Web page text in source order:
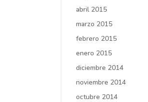
abril 2015
marzo 2015
febrero 2015
enero 2015
diciembre 2014
noviembre 2014
octubre 2014